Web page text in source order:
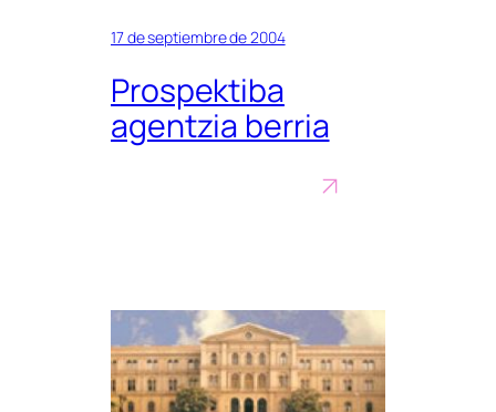
17 de septiembre de 2004
Prospektiba
agentzia berria